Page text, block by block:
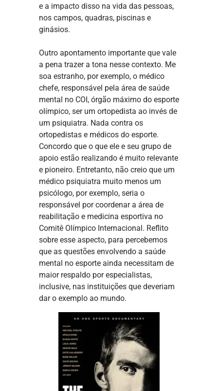
e a impacto disso na vida das pessoas,
nos campos, quadras, piscinas e
ginásios.
Outro apontamento importante que vale
a pena trazer a tona nesse contexto. Me
soa estranho, por exemplo, o médico
chefe, responsável pela área de saúde
mental no COI, órgão máximo do esporte
olímpico, ser um ortopedista ao invés de
um psiquiatra. Nada contra os
ortopedistas e médicos do esporte.
Concordo que o que ele e seu grupo de
apoio estão realizando é muito relevante
e pioneiro. Entretanto, não creio que um
médico psiquiatra muito menos um
psicólogo, por exemplo, seria o
responsável por coordenar a área de
reabilitação e medicina esportiva no
Comitê Olímpico Internacional. Reflito
sobre esse aspecto, para percebemos
que as questões envolvendo a saúde
mental no esporte ainda necessitam de
maior respaldo por especialistas,
inclusive, nas instituições que deveriam
dar o exemplo ao mundo.